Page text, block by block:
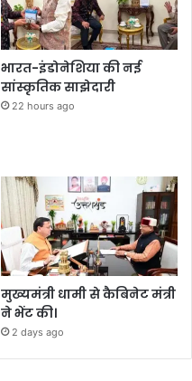
भारत-इंडोनेशिया की नई
सांस्कृतिक साझेदारी
22 hours ago
मुख्यमंत्री धामी से कैबिनेट मंत्री
ने भेंट की।
2 days ago